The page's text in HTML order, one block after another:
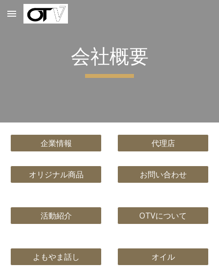
Skip to main content
会社概要
企業情報
オリジナル商品
代理店
お問い合わせ
活動紹介 OTVについて
よもやま話し オイル